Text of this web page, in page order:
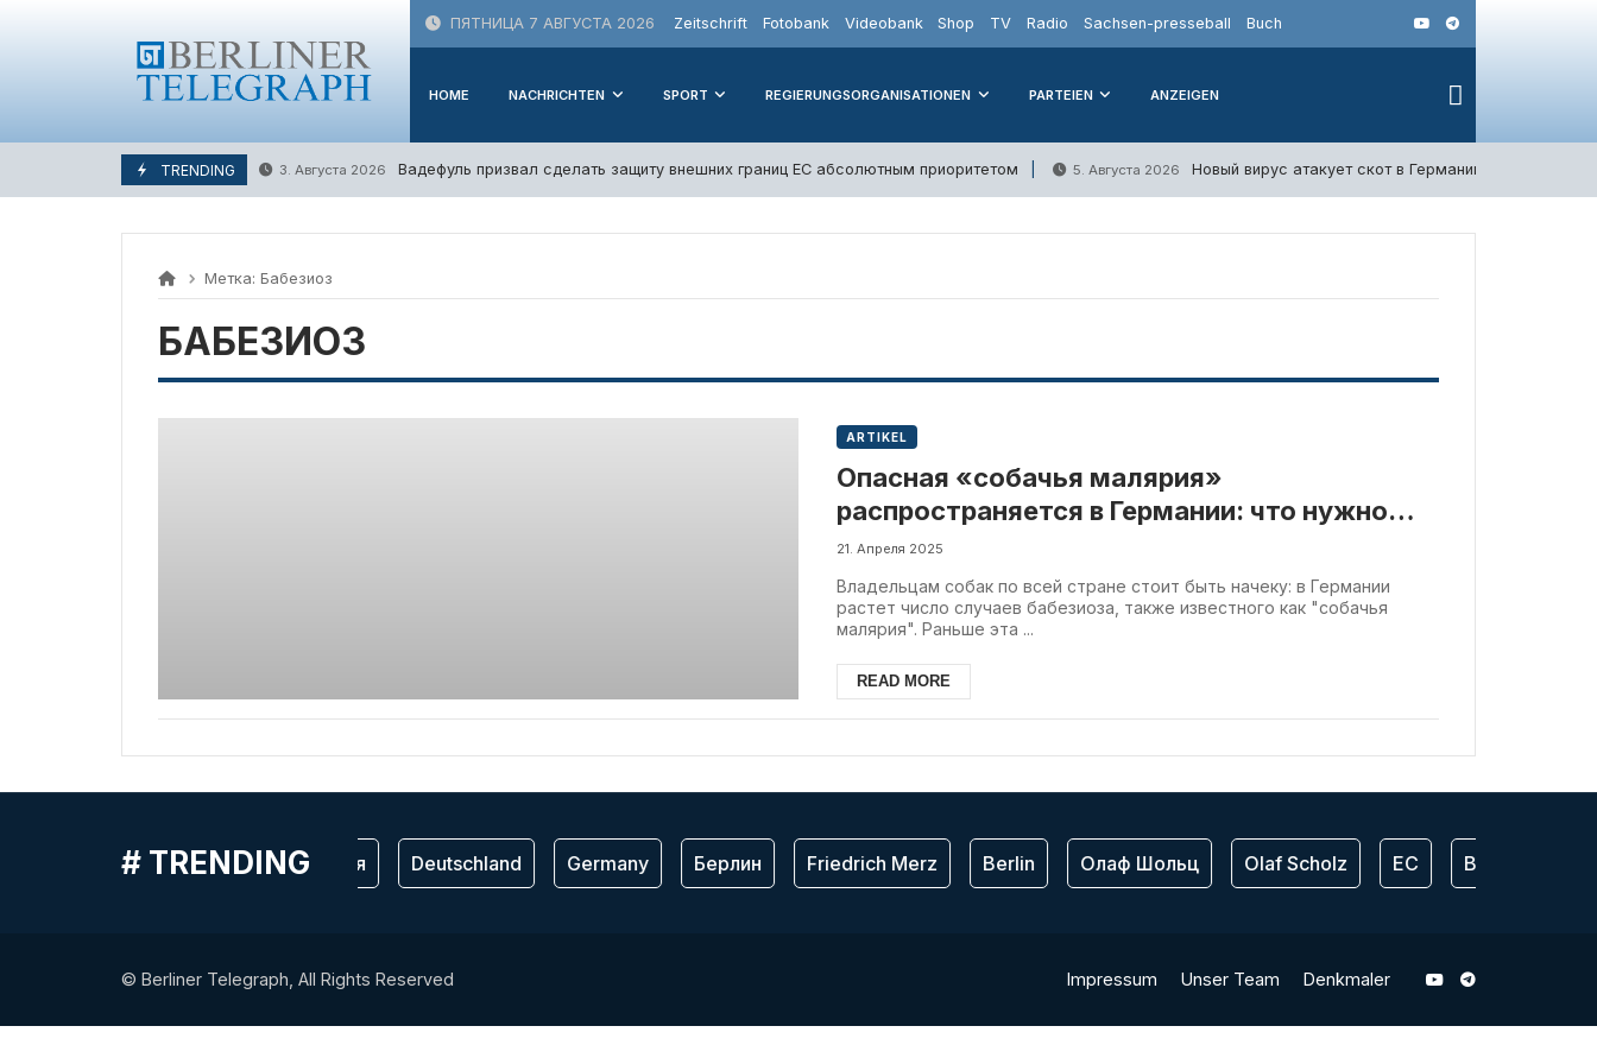
ПЯТНИЦА 7 АВГУСТА 2026 Zeitschrift Fotobank Videobank Shop TV Radio Sachsen-presseball Buch
HOME NACHRICHTEN SPORT REGIERUNGSORGANISATIONEN PARTEIEN ANZEIGEN
TRENDING 3. Августа 2026 Вадефуль призвал сделать защиту внешних границ ЕС абсолютным приоритетом 5. Августа 2026 Новый вирус атакует скот в Германии:
Метка: Бабезиоз
БАБЕЗИОЗ
ARTIKEL
Опасная «собачья малярия»
распространяется в Германии: что нужно
знать владельцам питомцев
21. Апреля 2025
Владельцам собак по всей стране стоит быть начеку: в Германии
растет число случаев бабезиоза, также известного как "собачья
малярия". Раньше эта ...
READ MORE
# TRENDINGГермания Deutschland Germany Берлин Friedrich Merz Berlin Олаф Шольц Olaf Scholz ЕС Bundeswehr
© Berliner Telegraph, All Rights Reserved Impressum Unser Team Denkmaler